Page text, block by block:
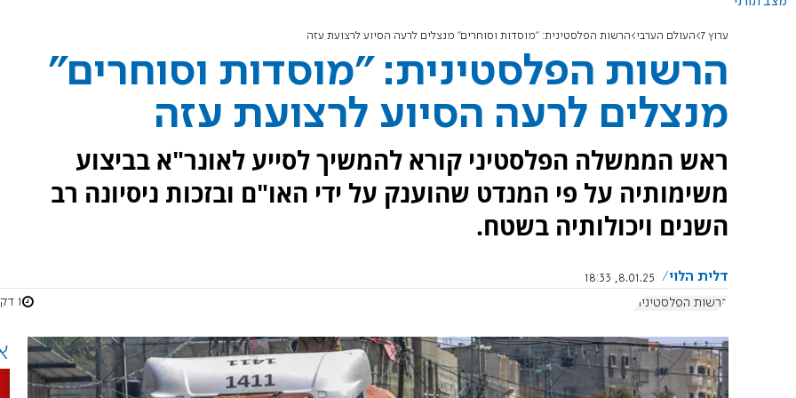
ערוץ 7 העולם הערבי הרשות הפלסטינית: "מוסדות וסוחרים" מנצלים לרעה הסיוע לרצועת עזה
הרשות הפלסטינית: "מוסדות וסוחרים"
מנצלים לרעה הסיוע לרצועת עזה
ראש הממשלה הפלסטיני קורא להמשיך לסייע לאונר"א בביצוע
משימותיה על פי המנדט שהוענק על ידי האו"ם ובזכות ניסיונה רב
השנים ויכולותיה בשטח.
דלית הלוי
8.01.25, 18:33
הרשות הפלסטינית
1 דקות